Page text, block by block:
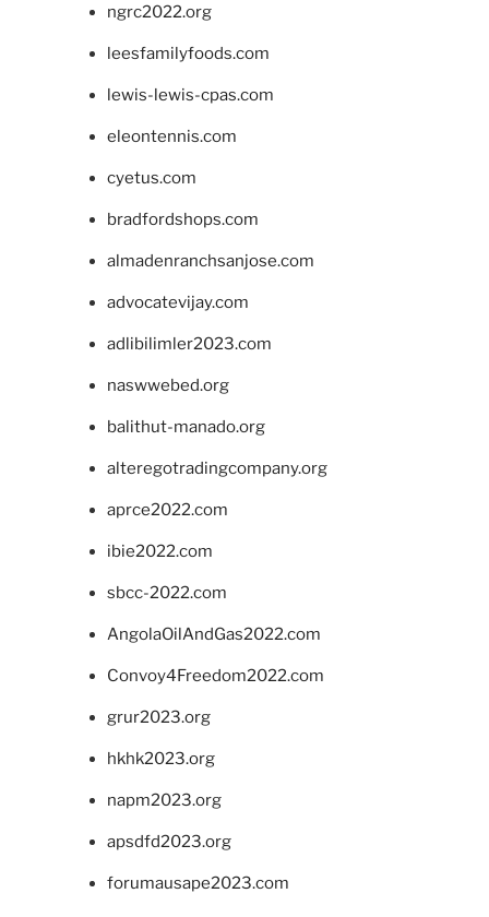
ngrc2022.org
leesfamilyfoods.com
lewis-lewis-cpas.com
eleontennis.com
cyetus.com
bradfordshops.com
almadenranchsanjose.com
advocatevijay.com
adlibilimler2023.com
naswwebed.org
balithut-manado.org
alteregotradingcompany.org
aprce2022.com
ibie2022.com
sbcc-2022.com
AngolaOilAndGas2022.com
Convoy4Freedom2022.com
grur2023.org
hkhk2023.org
napm2023.org
apsdfd2023.org
forumausape2023.com